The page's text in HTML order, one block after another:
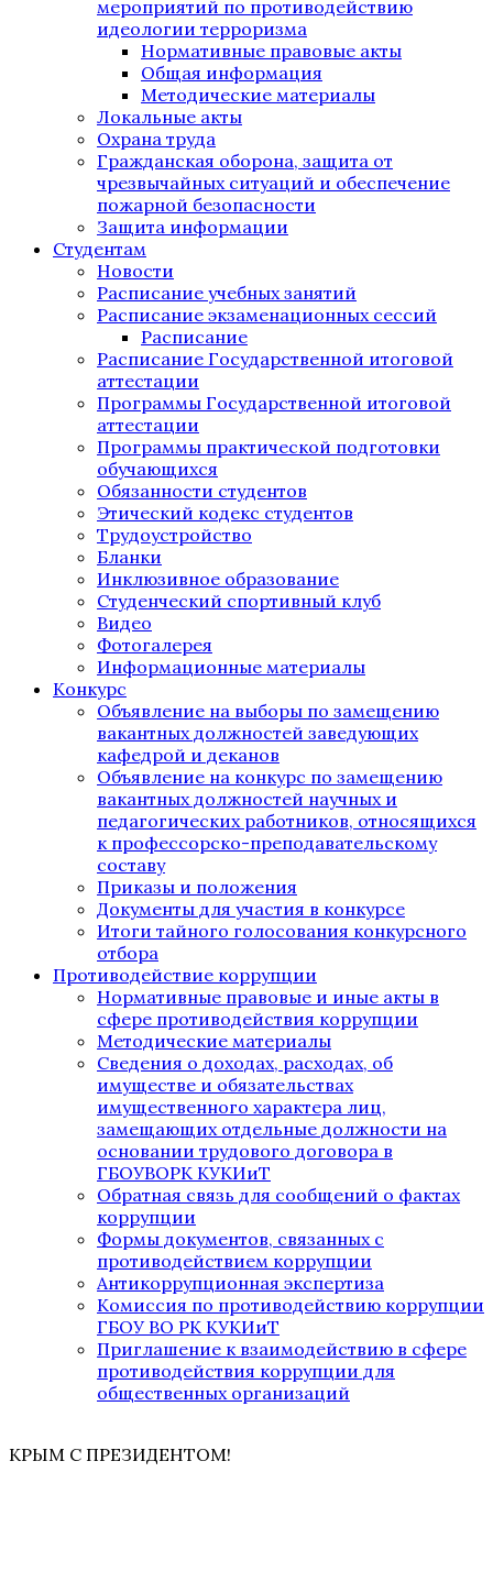
мероприятий по противодействию
идеологии терроризма
Нормативные правовые акты
Общая информация
Методические материалы
Локальные акты
Охрана труда
Гражданская оборона, защита от
чрезвычайных ситуаций и обеспечение
пожарной безопасности
Защита информации
Студентам
Новости
Расписание учебных занятий
Расписание экзаменационных сессий
Расписание
Расписание Государственной итоговой
аттестации
Программы Государственной итоговой
аттестации
Программы практической подготовки
обучающихся
Обязанности студентов
Этический кодекс студентов
Трудоустройство
Бланки
Инклюзивное образование
Студенческий спортивный клуб
Видео
Фотогалерея
Информационные материалы
Конкурс
Объявление на выборы по замещению
вакантных должностей заведующих
кафедрой и деканов
Объявление на конкурс по замещению
вакантных должностей научных и
педагогических работников, относящихся
к профессорско-преподавательскому
составу
Приказы и положения
Документы для участия в конкурсе
Итоги тайного голосования конкурсного
отбора
Противодействие коррупции
Нормативные правовые и иные акты в
сфере противодействия коррупции
Методические материалы
Сведения о доходах, расходах, об
имуществе и обязательствах
имущественного характера лиц,
замещающих отдельные должности на
основании трудового договора в
ГБОУВОРК КУКИиТ
Обратная связь для сообщений о фактах
коррупции
Формы документов, связанных с
противодействием коррупции
Антикоррупционная экспертиза
Комиссия по противодействию коррупции
ГБОУ ВО РК КУКИиТ
Приглашение к взаимодействию в сфере
противодействия коррупции для
общественных организаций
КРЫМ С ПРЕЗИДЕНТОМ!